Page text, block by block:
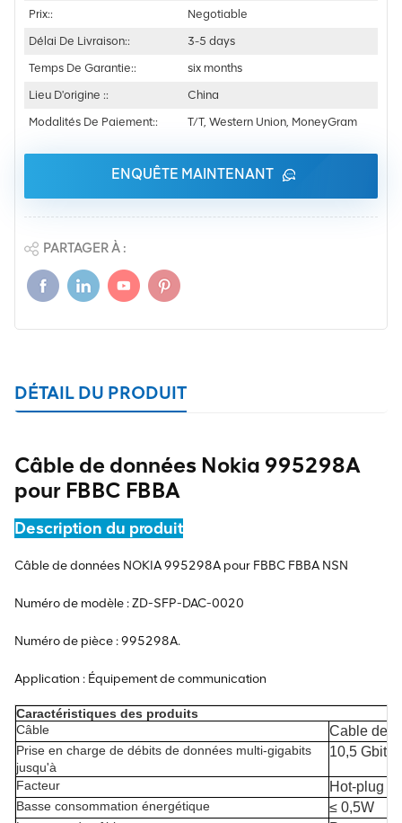
Prix::
Negotiable
Délai De Livraison::
3-5 days
Temps De Garantie::
six months
Lieu D'origine ::
China
Modalités De Paiement::
T/T, Western Union, MoneyGram
ENQUÊTE MAINTENANT
PARTAGER À :
DÉTAIL DU PRODUIT
Câble de données Nokia 995298A
pour FBBC FBBA
Description du produit
Câble de données NOKIA 995298A pour FBBC FBBA NSN
Numéro de modèle : ZD-SFP-DAC-0020
Numéro de pièce : 995298A.
Application : Équipement de communication
Caractéristiques des produits
Câble
Cable de
Prise en charge de débits de données multi-gigabits
jusqu'à
10,5 Gbit/s
Facteur Hot-plug
Basse consommation énergétique ≤ 0,5W